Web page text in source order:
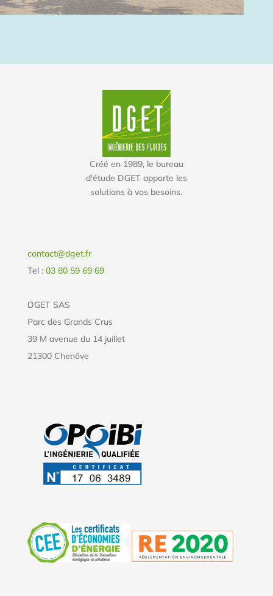
Créé en 1989, le bureau
d'étude DGET apporte les
solutions à vos besoins.
contact@dget.fr
Tel : 03 80 59 69 69
DGET SAS
Parc des Grands Crus
39 M avenue du 14 juillet
21300 Chenôve